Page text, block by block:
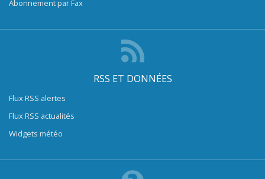
Abonnement par Fax
RSS ET DONNÉES
Flux RSS alertes
Flux RSS actualités
Widgets météo